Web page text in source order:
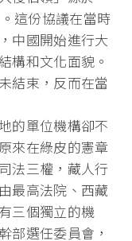
這份協議在當時
中國開始進行大
構和文化面貌。
結束，反而在當
的單位機構卻不
來在綠皮的憲章
法三權，藏人行
最高法院、西藏
三個獨立的機
部選任委員會，